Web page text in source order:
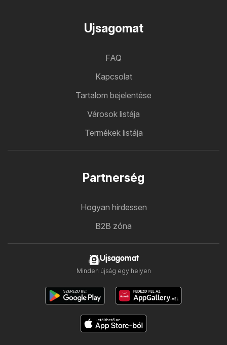
Ujsagomat
FAQ
Kapcsolat
Tartalom bejelentése
Városok listája
Termékek listája
Partnerség
Hogyan hirdessen
B2B zóna
Ujsagomat
Minden újság egy helyen